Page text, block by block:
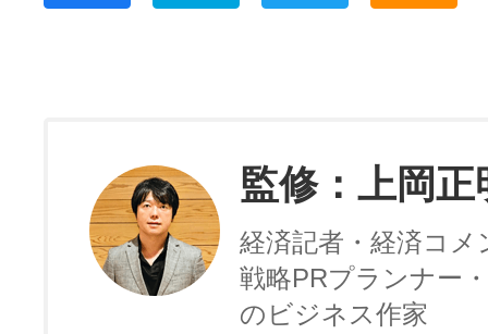
監修：上岡正
経済記者・経済コメ
戦略PRプランナー
のビジネス作家